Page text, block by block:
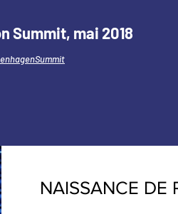
Summit, mai 2018
Summit, mai 2018
NAISSANCE DE